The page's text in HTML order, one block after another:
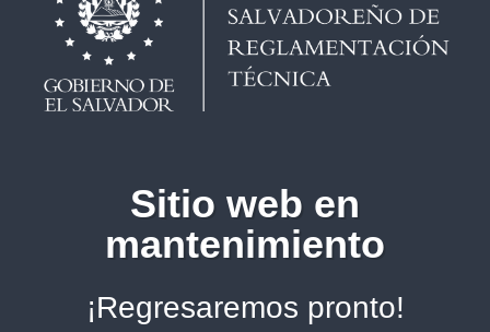
Sitio web en
mantenimiento
¡Regresaremos pronto!